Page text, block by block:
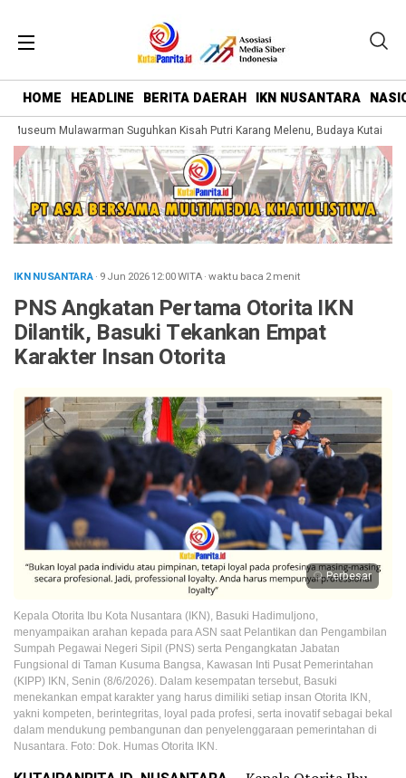
HOME HEADLINE BERITA DAERAH IKN NUSANTARA
Mulawarman Suguhkan Kisah Putri Karang Melenu, Budaya Kutai
IKN NUSANTARA· 9 Jun 202612:00WITA·waktu baca 2 menit
PNS Angkatan Pertama Otorita IKN
Dilantik, Basuki Tekankan Empat
Karakter Insan Otorita
Perbesar
Kepala Otorita Ibu Kota Nusantara (IKN), Basuki Hadimuljono,
menyampaikan arahan kepada para ASN saat Pelantikan dan Pengambilan
Sumpah Pegawai Negeri Sipil (PNS) serta Pengangkatan Jabatan
Fungsional di Taman Kusuma Bangsa, Kawasan Inti Pusat Pemerintahan
(KIPP) IKN, Senin (8/6/2026). Dalam kesempatan tersebut, Basuki
menekankan empat karakter yang harus dimiliki setiap insan Otorita IKN,
yakni kompeten, berintegritas, loyal pada profesi, serta inovatif sebagai bekal
dalam mendukung pembangunan dan penyelenggaraan pemerintahan di
Nusantara. Foto: Dok. Humas Otorita IKN.